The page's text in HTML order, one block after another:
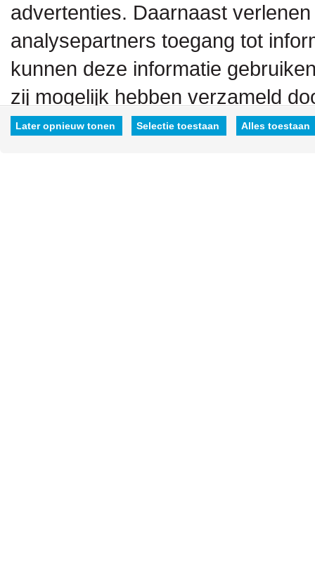
advertenties. Daarnaast
analysepartners toegang tot
kunnen deze informatie
zij mogelijk hebben verzameld
hen hebt verstrekt.
Later opnieuw tonen Selectie toestaan Alles toestaan